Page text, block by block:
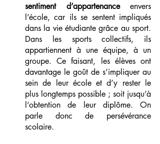
sentiment d’appartenance envers
l’école, car ils se sentent impliqués
dans la vie étudiante grâce au sport.
Dans les sports collectifs, ils
appartiennent à une équipe, à un
groupe. Ce faisant, les élèves ont
davantage le goût de s’impliquer au
sein de leur école et d’y rester le
plus longtemps possible ; soit jusqu’à
l’obtention de leur diplôme. On
parle donc de persévérance
scolaire.